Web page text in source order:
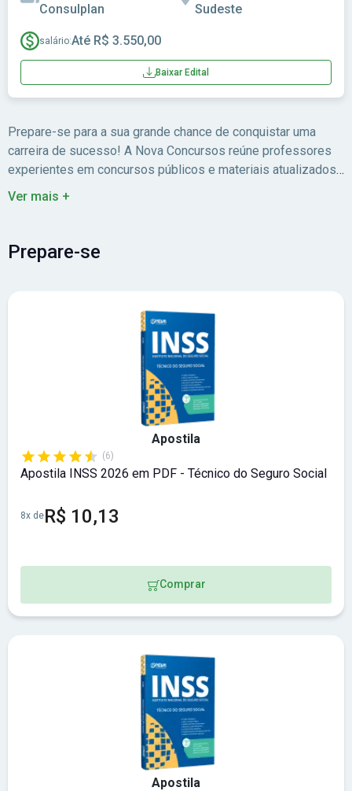
Consulplan Sudeste
salário:Até R$ 3.550,00
Baixar Edital
Prepare-se para a sua grande chance de conquistar uma
carreira de sucesso! A Nova Concursos reúne professores
experientes em concursos públicos e materiais atualizados
para você estudar com foco no edital.
Ver mais +
Prepare-se
Apostila
(6)
Apostila INSS 2026 em PDF - Técnico do Seguro Social
8x deR$ 10,13
Comprar
Apostila